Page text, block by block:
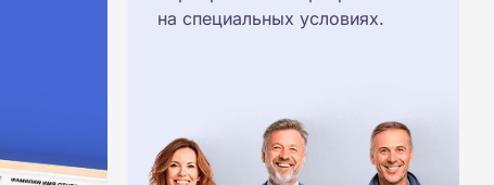
на специальных условиях.